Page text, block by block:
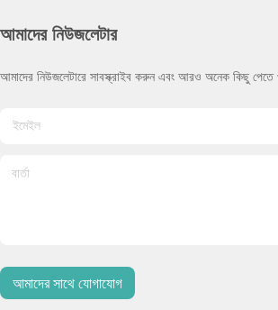
আমাদের নিউজলেটার
আমাদের নিউজলেটারে সাবস্ক্রাইব করুন এবং আরও অনেক কিছু পেতে
আমাদের সাথে যোগাযোগ